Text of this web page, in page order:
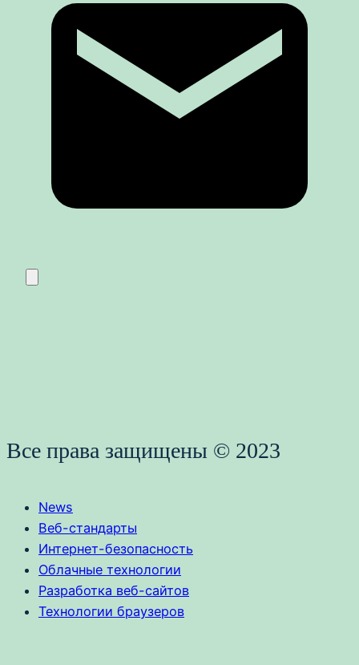
Все права защищены © 2023
News
Веб-стандарты
Интернет-безопасность
Облачные технологии
Разработка веб-сайтов
Технологии браузеров